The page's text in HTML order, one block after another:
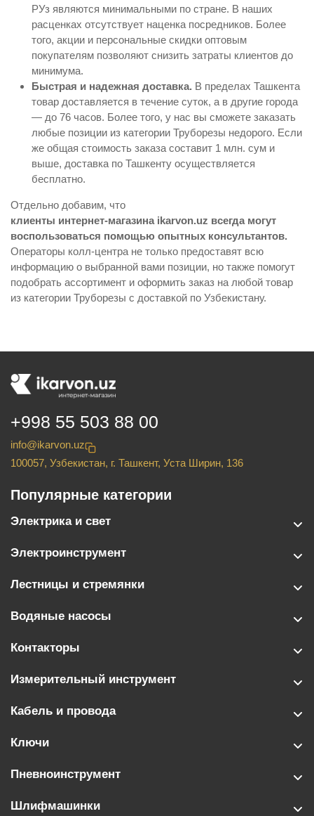
РУз являются минимальными по стране. В наших
расценках отсутствует наценка посредников. Более
того, акции и персональные скидки оптовым
покупателям позволяют снизить затраты клиентов до
минимума.
Быстрая и надежная доставка. В пределах Ташкента
товар доставляется в течение суток, а в другие города
— до 76 часов. Более того, у нас вы сможете заказать
любые позиции из категории Труборезы недорого. Если
же общая стоимость заказа составит 1 млн. сум и
выше, доставка по Ташкенту осуществляется
бесплатно.
Отдельно добавим, что
клиенты интернет-магазина ikarvon.uz всегда могут
воспользоваться помощью опытных консультантов.
Операторы колл-центра не только предоставят всю
информацию о выбранной вами позиции, но также помогут
подобрать ассортимент и оформить заказ на любой товар
из категории Труборезы с доставкой по Узбекистану.
+998 55 503 88 00
info@ikarvon.uz
100057, Узбекистан, г. Ташкент, Уста Ширин, 136
Популярные категории
Электрика и свет
Электроинструмент
Лестницы и стремянки
Водяные насосы
Контакторы
Измерительный инструмент
Кабель и провода
Ключи
Пневноинструмент
Шлифмашинки